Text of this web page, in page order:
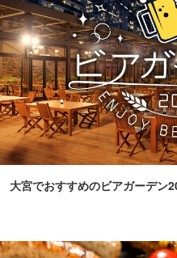
大宮でおすすめのビアガーデン